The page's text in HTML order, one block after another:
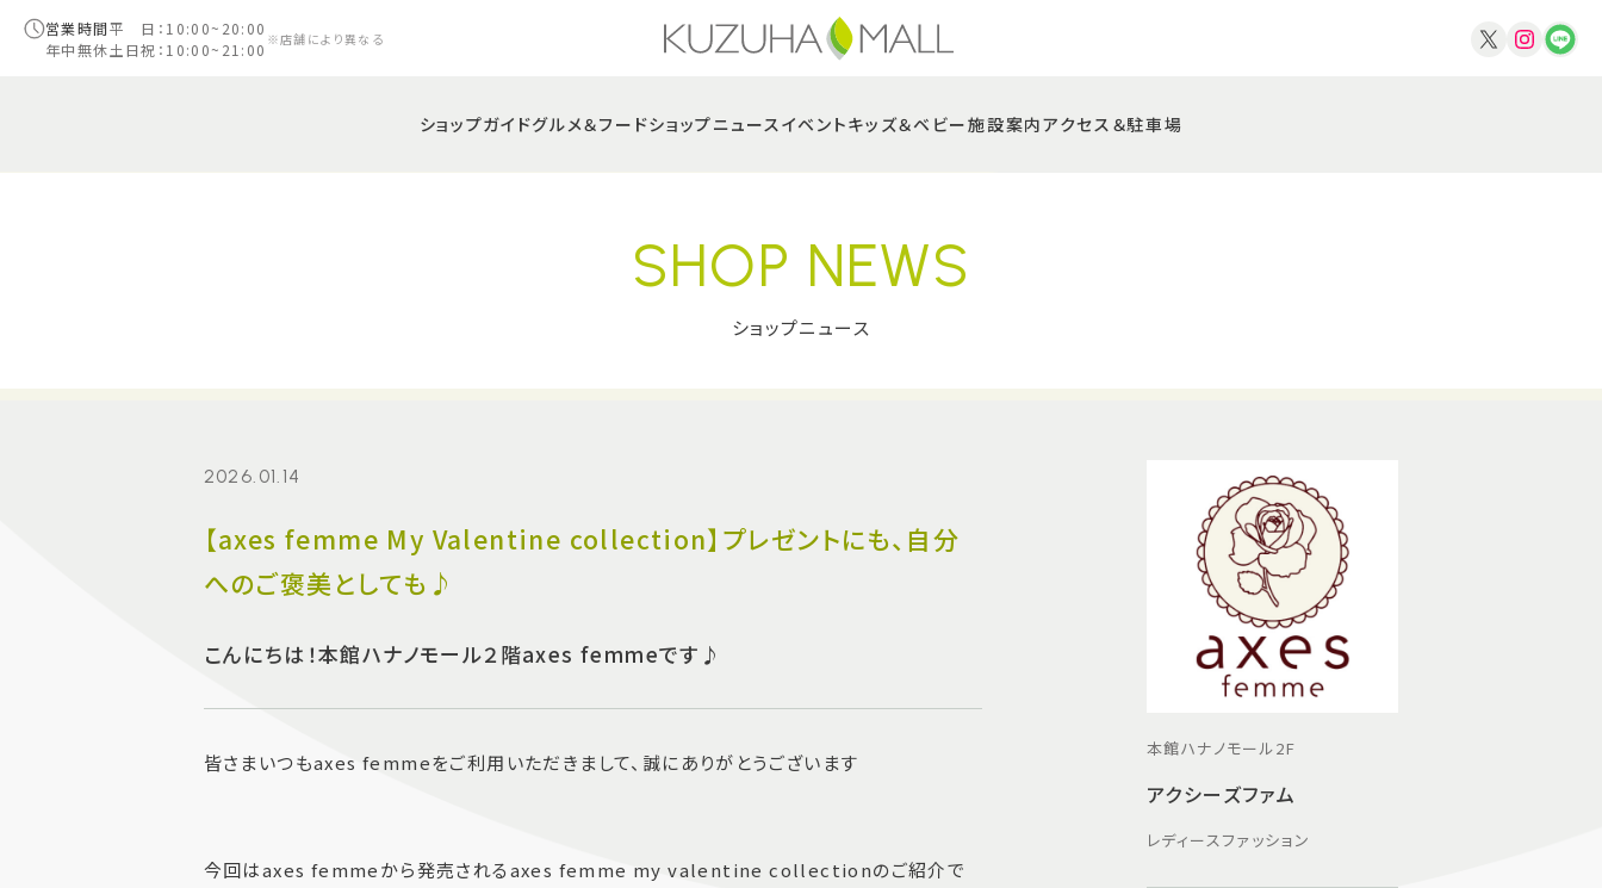
営業時間平 日：10:00~20:00
年中無休土日祝：10:00~21:00 ※店舗により異なる
ショップガイドグルメ＆フードショップニュース イベントキッズ＆ベビー施設案内アクセス＆駐車場
SHOP NEWS
ショップニュース
本館ハナノモール2F
アクシーズファム
レディースファッション
2026.01.14
【axes femme My Valentine collection】プレゼントにも、自分
へのご褒美としても♪
こんにちは！本館ハナノモール２階axes femmeです♪
皆さまいつもaxes femmeをご利用いただきまして、誠にありがとうございます
今回はaxes femmeから発売されるaxes femme my valentine collectionのご紹介で